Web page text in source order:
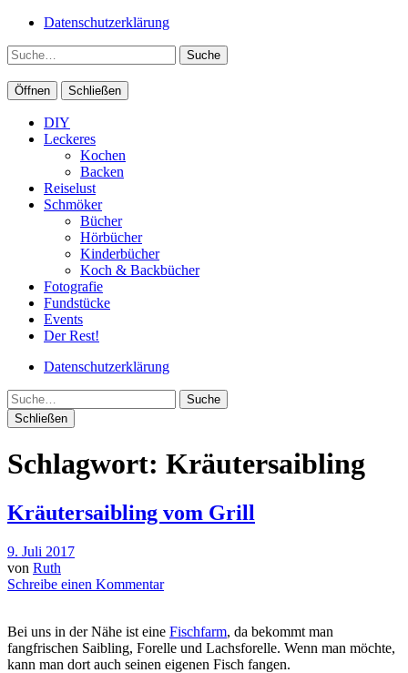
Datenschutzerklärung
Suche
Öffnen Schließen
DIY
Leckeres
Kochen
Backen
Reiselust
Schmöker
Bücher
Hörbücher
Kinderbücher
Koch & Backbücher
Fotografie
Fundstücke
Events
Der Rest!
Datenschutzerklärung
Suche
Schließen
Schlagwort: Kräutersaibling
Kräutersaibling vom Grill
9. Juli 2017
von Ruth
Schreibe einen Kommentar
Bei uns in der Nähe ist eine Fischfarm, da bekommt man
fangfrischen Saibling, Forelle und Lachsforelle. Wenn man möchte,
kann man dort auch seinen eigenen Fisch fangen.